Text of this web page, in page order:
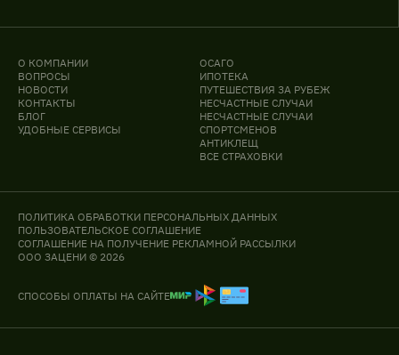
О КОМПАНИИ
ВОПРОСЫ
НОВОСТИ
КОНТАКТЫ
БЛОГ
УДОБНЫЕ СЕРВИСЫ
ОСАГО
ИПОТЕКА
ПУТЕШЕСТВИЯ ЗА РУБЕЖ
НЕСЧАСТНЫЕ СЛУЧАИ
НЕСЧАСТНЫЕ СЛУЧАИ
СПОРТСМЕНОВ
АНТИКЛЕЩ
ВСЕ СТРАХОВКИ
ПОЛИТИКА ОБРАБОТКИ ПЕРСОНАЛЬНЫХ ДАННЫХ
ПОЛЬЗОВАТЕЛЬСКОЕ СОГЛАШЕНИЕ
СОГЛАШЕНИЕ НА ПОЛУЧЕНИЕ РЕКЛАМНОЙ РАССЫЛКИ
ООО ЗАЦЕНИ © 2026
СПОСОБЫ ОПЛАТЫ НА САЙТЕ